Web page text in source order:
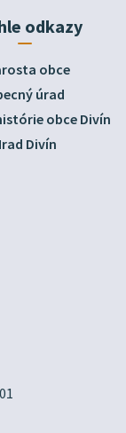
odkazy
obce
úrad
obce Divín
Divín